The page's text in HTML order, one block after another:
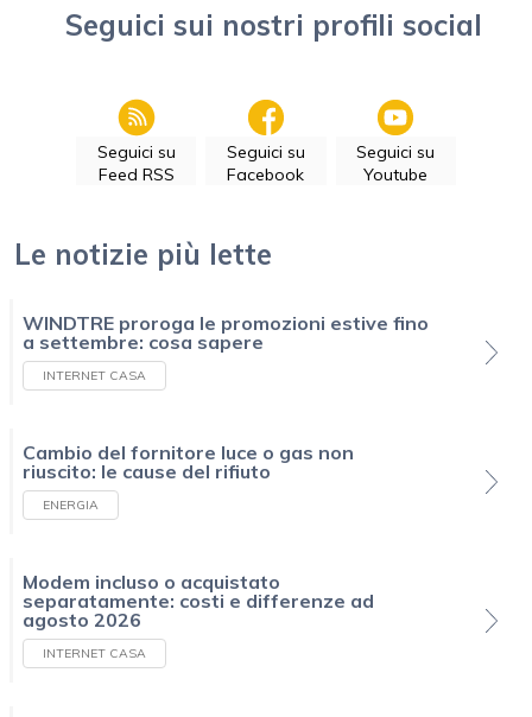
Seguici sui nostri profili social
Seguici su
Feed RSS
Seguici su
Facebook
Seguici su
Youtube
Le notizie più lette
WINDTRE proroga le promozioni estive fino
a settembre: cosa sapere
INTERNET CASA
Cambio del fornitore luce o gas non
riuscito: le cause del rifiuto
ENERGIA
Modem incluso o acquistato
separatamente: costi e differenze ad
agosto 2026
INTERNET CASA